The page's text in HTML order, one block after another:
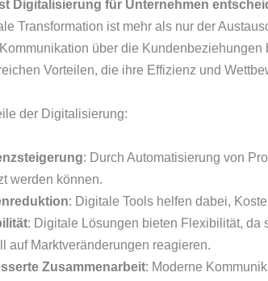
Digitalisierung für Unternehmen
Transformation ist mehr als nur der
über die
Vorteilen, die ihre Effizienz und
der Digitalisierung:
: Durch Automatisierung von
werden können.
: Digitale Tools helfen dabei,
: Digitale Lösungen bieten Flexibilität, da
auf Marktveränderungen reagieren.
Zusammenarbeit: Moderne